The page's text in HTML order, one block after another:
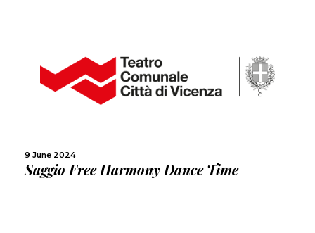
9 June 2024
Saggio Free Harmony Dance Time
MORE